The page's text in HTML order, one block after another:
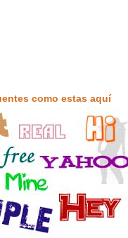
como estas aquí